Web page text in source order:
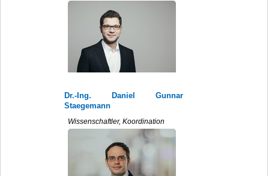
Dr.-Ing. Daniel Gunnar
Staegemann
Wissenschaftler, Koordination